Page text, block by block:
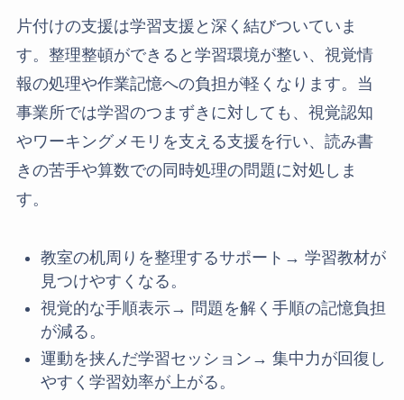
片付けの支援は学習支援と深く結びついていま
す。整理整頓ができると学習環境が整い、視覚情
報の処理や作業記憶への負担が軽くなります。当
事業所では学習のつまずきに対しても、視覚認知
やワーキングメモリを支える支援を行い、読み書
きの苦手や算数での同時処理の問題に対処しま
す。
教室の机周りを整理するサポート→ 学習教材が
見つけやすくなる。
視覚的な手順表示→ 問題を解く手順の記憶負担
が減る。
運動を挟んだ学習セッション→ 集中力が回復し
やすく学習効率が上がる。